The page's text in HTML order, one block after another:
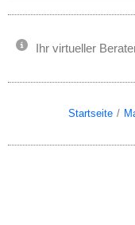
Ihr virtueller
Du bist hier:Startseite